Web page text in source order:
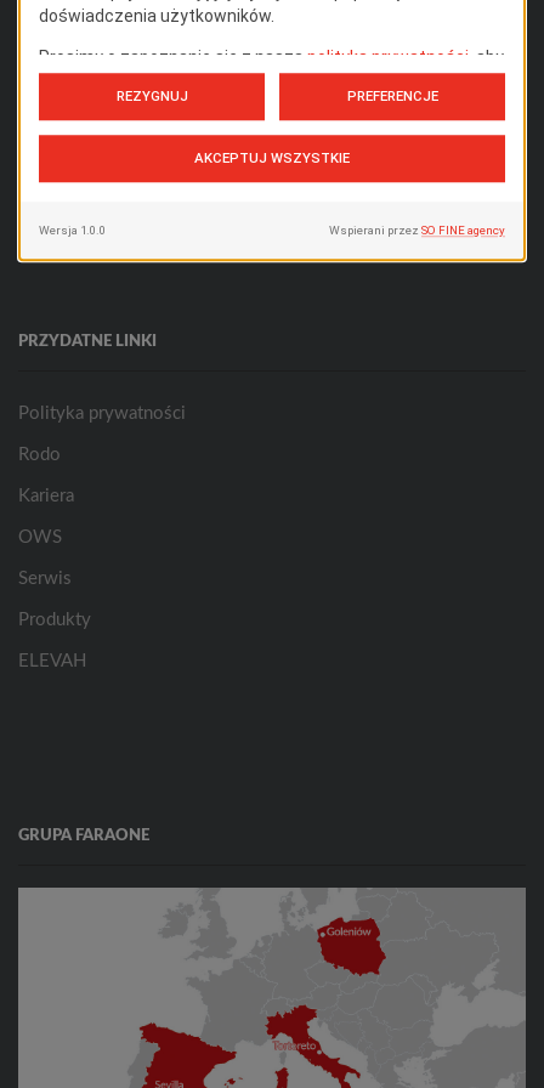
72-100 Goleniów
POLSKA
Facebook
Instagram
Linkedin
Tik- Youtube
PRZYDATNE LINKI
Polityka prywatności
Rodo
Kariera
OWS
Serwis
Produkty
ELEVAH
GRUPA FARAONE